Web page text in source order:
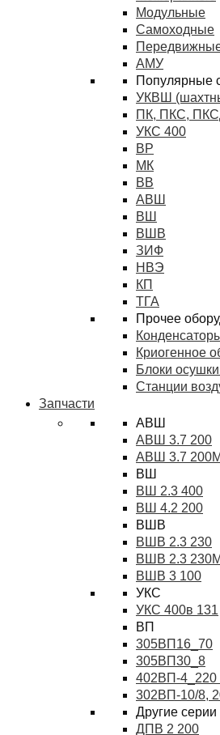
Модульные
Самоходные
АМУ
Популярные
УКВШ
ПК, ПКС,
УКС 400
ВР
МК
ВВ
АВШ
ВШ
ВШВ
ЗИФ
НВЭ
КП
ТГА
Прочее
Криогенное
Блоки
Станции
Запчасти
АВШ
АВШ 3.7 200
АВШ 3.7 200М
ВШ
ВШ 2.3 400
ВШ 4.2 200
ВШВ
ВШВ 2.3 230
ВШВ 2.3 230М
ВШВ 3 100
УКС
УКС 400в 131
ВП
305ВП16_70
305ВП30_8
402ВП-
302ВП-10/8,
Другие серии
ДПВ 2 200